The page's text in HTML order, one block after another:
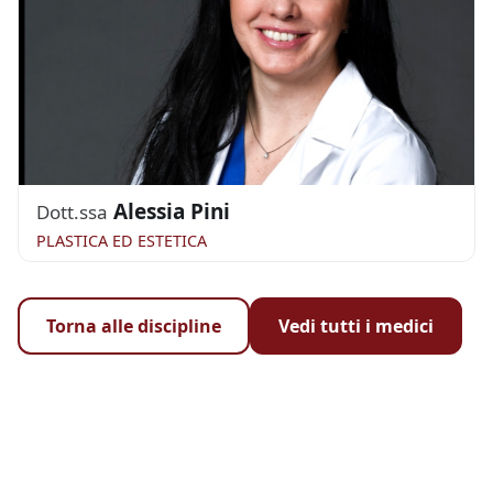
Dott.ssa Alessia Pini
PLASTICA ED ESTETICA
Torna alle discipline Vedi tutti i medici